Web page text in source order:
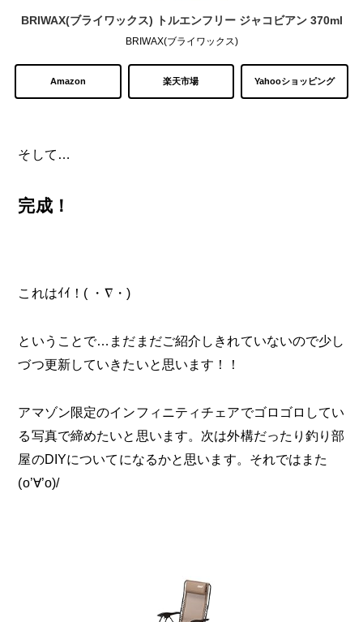
BRIWAX(ブライワックス) トルエンフリー ジャコビアン 370ml
BRIWAX(ブライワックス)
Amazon 楽天市場 Yahooショッピング
そして…
完成！
これはｲｲ！( ・∇・)
ということで…まだまだご紹介しきれていないので少し
づつ更新していきたいと思います！！
アマゾン限定のインフィニティチェアでゴロゴロしてい
る写真で締めたいと思います。次は外構だったり釣り部
屋のDIYについてになるかと思います。それではまた
(o’∀’o)/